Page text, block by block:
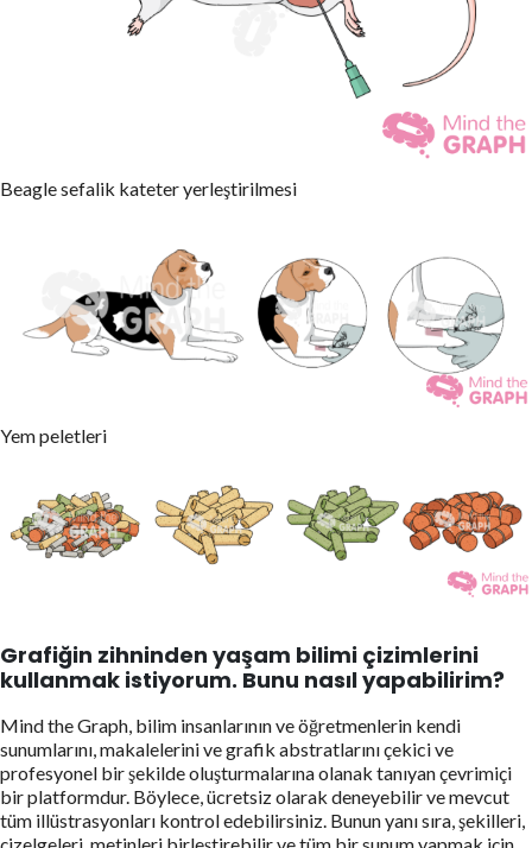
Beagle sefalik kateter yerleştirilmesi
Yem peletleri
Grafiğin zihninden yaşam bilimi çizimlerini
kullanmak istiyorum. Bunu nasıl yapabilirim?
Mind the Graph, bilim insanlarının ve öğretmenlerin kendi
sunumlarını, makalelerini ve grafik abstratlarını çekici ve
profesyonel bir şekilde oluşturmalarına olanak tanıyan çevrimiçi
bir platformdur. Böylece, ücretsiz olarak deneyebilir ve mevcut
tüm illüstrasyonları kontrol edebilirsiniz. Bunun yanı sıra, şekilleri,